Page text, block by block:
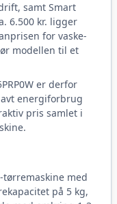
samt Smart
6.500 kr. ligger
for vaske-
modellen til et
er derfor
energiforbrug
pris samlet i
tørremaskine med
på 5 kg,